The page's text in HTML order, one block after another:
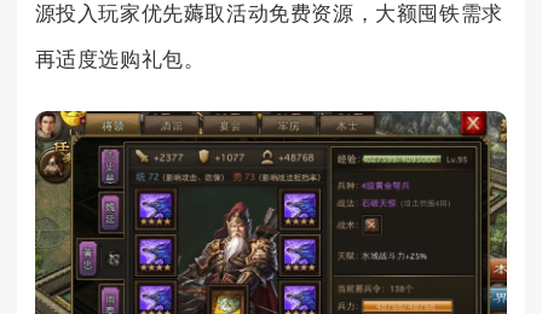
源投入玩家优先薅取活动免费资源，大额囤铁需求
再适度选购礼包。